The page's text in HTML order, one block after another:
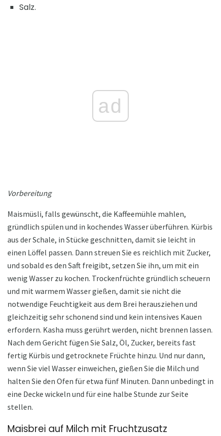
Salz.
ad
Vorbereitung
Maismüsli, falls gewünscht, die Kaffeemühle mahlen,
gründlich spülen und in kochendes Wasser überführen. Kürbis
aus der Schale, in Stücke geschnitten, damit sie leicht in
einen Löffel passen. Dann streuen Sie es reichlich mit Zucker,
und sobald es den Saft freigibt, setzen Sie ihn, um mit ein
wenig Wasser zu kochen. Trockenfrüchte gründlich scheuern
und mit warmem Wasser gießen, damit sie nicht die
notwendige Feuchtigkeit aus dem Brei herausziehen und
gleichzeitig sehr schonend sind und kein intensives Kauen
erfordern. Kasha muss gerührt werden, nicht brennen lassen.
Nach dem Gericht fügen Sie Salz, Öl, Zucker, bereits fast
fertig Kürbis und getrocknete Früchte hinzu. Und nur dann,
wenn Sie viel Wasser einweichen, gießen Sie die Milch und
halten Sie den Ofen für etwa fünf Minuten. Dann unbedingt in
eine Decke wickeln und für eine halbe Stunde zur Seite
stellen.
Maisbrei auf Milch mit Fruchtzusatz